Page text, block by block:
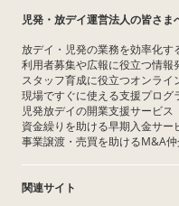
児発・放デイ運営法人の皆さま
放デイ・児発の業務を効率化す
利用者募集や広報に役立つ情報
スタッフ育成に役立つオンライ
現場ですぐに使える支援プログ
児発放デイの開業支援サービス
資金繰りを助ける早期入金サー
事業譲渡・売買を助けるM&A
関連サイト